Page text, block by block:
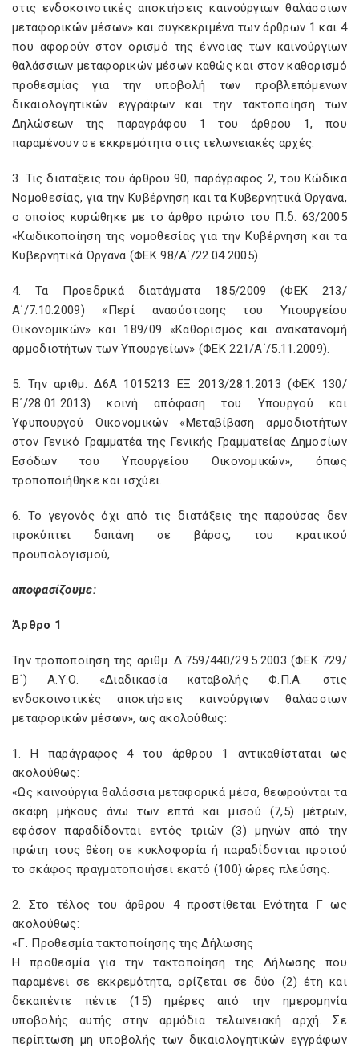
στις ενδοκοινοτικές αποκτήσεις καινούργιων θαλάσσιων
μεταφορικών μέσων» και συγκεκριμένα των άρθρων 1 και 4
που αφορούν στον ορισμό της έννοιας των καινούργιων
θαλάσσιων μεταφορικών μέσων καθώς και στον καθορισμό
προθεσμίας για την υποβολή των προβλεπόμενων
δικαιολογητικών εγγράφων και την τακτοποίηση των
Δηλώσεων της παραγράφου 1 του άρθρου 1, που
παραμένουν σε εκκρεμότητα στις τελωνειακές αρχές.
3. Τις διατάξεις του άρθρου 90, παράγραφος 2, του Κώδικα
Νομοθεσίας, για την Κυβέρνηση και τα Κυβερνητικά Όργανα,
ο οποίος κυρώθηκε με το άρθρο πρώτο του Π.δ. 63/2005
«Κωδικοποίηση της νομοθεσίας για την Κυβέρνηση και τα
Κυβερνητικά Όργανα (ΦΕΚ 98/Α΄/22.04.2005).
4. Τα Προεδρικά διατάγματα 185/2009 (ΦΕΚ 213/
Α΄/7.10.2009) «Περί ανασύστασης του Υπουργείου
Οικονομικών» και 189/09 «Καθορισμός και ανακατανομή
αρμοδιοτήτων των Υπουργείων» (ΦΕΚ 221/Α΄/5.11.2009).
5. Την αριθμ. Δ6Α 1015213 ΕΞ 2013/28.1.2013 (ΦΕΚ 130/
Β΄/28.01.2013) κοινή απόφαση του Υπουργού και
Υφυπουργού Οικονομικών «Μεταβίβαση αρμοδιοτήτων
στον Γενικό Γραμματέα της Γενικής Γραμματείας Δημοσίων
Εσόδων του Υπουργείου Οικονομικών», όπως
τροποποιήθηκε και ισχύει.
6. Το γεγονός όχι από τις διατάξεις της παρούσας δεν
προκύπτει δαπάνη σε βάρος, του κρατικού
προϋπολογισμού,
αποφασίζουμε:
Άρθρο 1
Την τροποποίηση της αριθμ. Δ.759/440/29.5.2003 (ΦΕΚ 729/
Β΄) Α.Υ.Ο. «Διαδικασία καταβολής Φ.Π.Α. στις
ενδοκοινοτικές αποκτήσεις καινούργιων θαλάσσιων
μεταφορικών μέσων», ως ακολούθως:
1. Η παράγραφος 4 του άρθρου 1 αντικαθίσταται ως
ακολούθως:
«Ως καινούργια θαλάσσια μεταφορικά μέσα, θεωρούνται τα
σκάφη μήκους άνω των επτά και μισού (7,5) μέτρων,
εφόσον παραδίδονται εντός τριών (3) μηνών από την
πρώτη τους θέση σε κυκλοφορία ή παραδίδονται προτού
το σκάφος πραγματοποιήσει εκατό (100) ώρες πλεύσης.
2. Στο τέλος του άρθρου 4 προστίθεται Ενότητα Γ ως
ακολούθως:
«Γ. Προθεσμία τακτοποίησης της Δήλωσης
Η προθεσμία για την τακτοποίηση της Δήλωσης που
παραμένει σε εκκρεμότητα, ορίζεται σε δύο (2) έτη και
δεκαπέντε πέντε (15) ημέρες από την ημερομηνία
υποβολής αυτής στην αρμόδια τελωνειακή αρχή. Σε
περίπτωση μη υποβολής των δικαιολογητικών εγγράφων